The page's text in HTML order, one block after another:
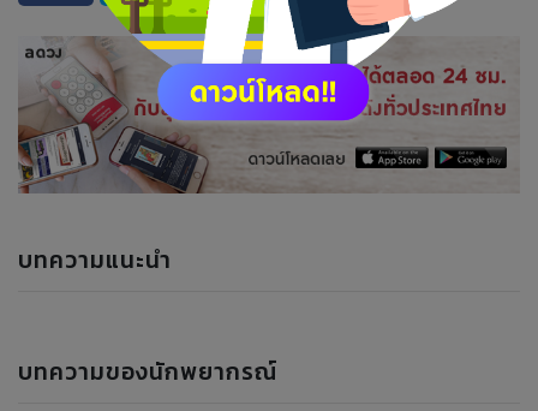
บทความแนะนำ
บทความของนักพยากรณ์